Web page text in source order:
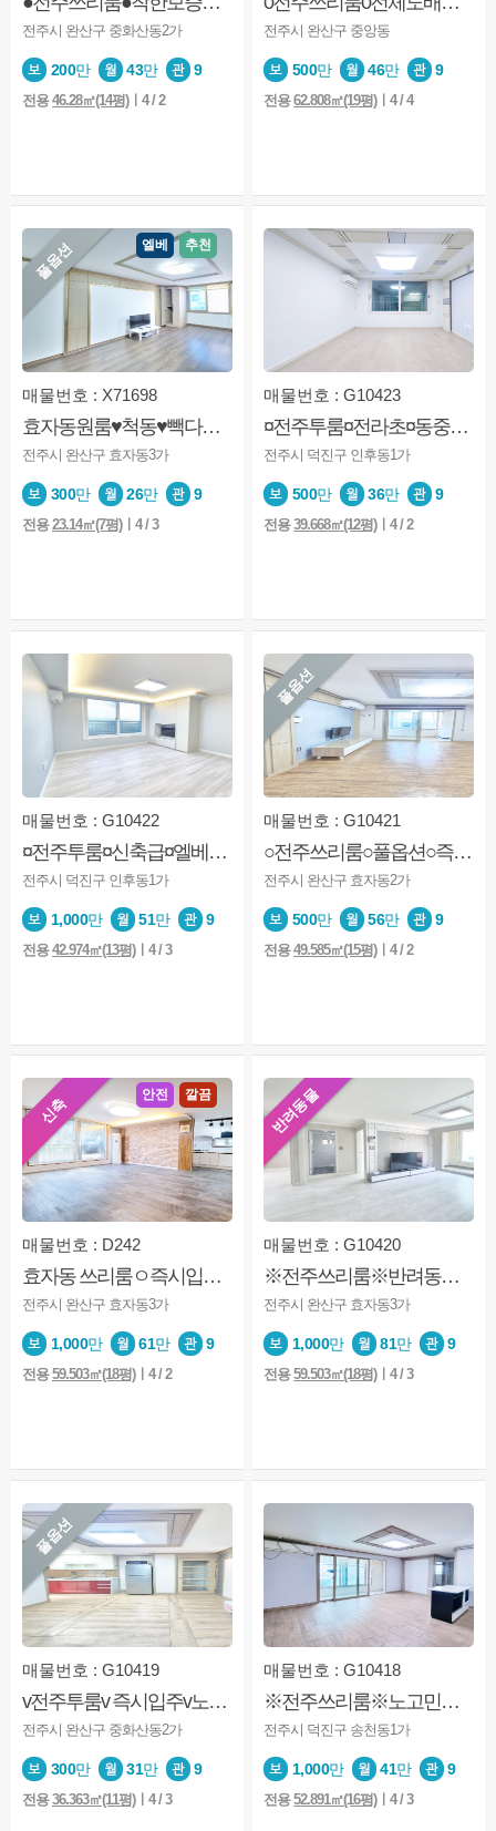
전주시 완산구 중화산동2가
200만 43만 9
전용46.28㎡(14평)ㅣ4 / 2
전주시 완산구 중앙동
500만 46만 9
전용62.808㎡(19평)ㅣ4 / 4
풀옵션 엘베 추천
매물번호 : X71698
효자동원룸♥척동♥빽다방♥엘베♥풀옵션♥생활권굿♥즉시입주♥
전주시 완산구 효자동3가
300만 26만 9
전용23.14㎡(7평)ㅣ4 / 3
매물번호 : G10423
¤전주투룸¤전라초¤동중학교¤엘베¤모래내시장
전주시 덕진구 인후동1가
500만 36만 9
전용39.668㎡(12평)ㅣ4 / 2
매물번호 : G10422
¤전주투룸¤신축급¤엘베¤도로변¤인봉초¤한옥마을접근성
전주시 덕진구 인후동1가
1,000만 51만 9
전용42.974㎡(13평)ㅣ4 / 3
풀옵션
매물번호 : G10421
○전주쓰리룸○풀옵션○즉시입주○전주대○가성비굿○남향
전주시 완산구 효자동2가
500만 56만 9
전용49.585㎡(15평)ㅣ4 / 2
신축
안전 깔끔
매물번호 : D242
효자동 쓰리룸ㅇ즉시입주 ㅇ서중공원부근 ㅇ인테리어 ㅇ남향 ㅇ
전주시 완산구 효자동3가
1,000만 61만 9
전용59.503㎡(18평)ㅣ4 / 2
반려동물
매물번호 : G10420
※전주쓰리룸※반려동물※즉시입주※풀옵션※문학초부근
전주시 완산구 효자동3가
1,000만 81만 9
전용59.503㎡(18평)ㅣ4 / 3
풀옵션
매물번호 : G10419
v전주투룸v 즉시입주v노고민v가성비굿v중산초
전주시 완산구 중화산동2가
300만 31만 9
전용36.363㎡(11평)ㅣ4 / 3
매물번호 : G10418
※전주쓰리룸※노고민※가성비베리굿※엘베※남향
전주시 덕진구 송천동1가
1,000만 41만 9
전용52.891㎡(16평)ㅣ4 / 3